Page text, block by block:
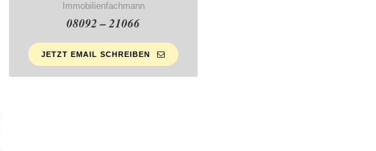
Immobilienfachmann
08092 – 21066
JETZT EMAIL SCHREIBEN